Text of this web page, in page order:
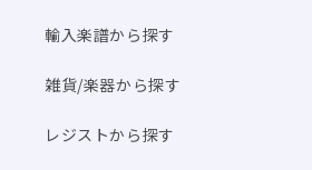
輸入楽譜から探す
雑貨/楽器から探す
レジストから探す